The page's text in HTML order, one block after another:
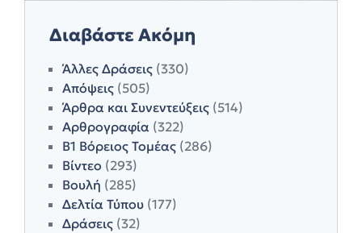
Διαβάστε Ακόμη
Άλλες Δράσεις (330)
Απόψεις (505)
Άρθρα και Συνεντεύξεις (514)
Αρθρογραφία (322)
Β1 Βόρειος Τομέας (286)
Βίντεο (293)
Βουλή (285)
Δελτία Τύπου (177)
Δράσεις (32)